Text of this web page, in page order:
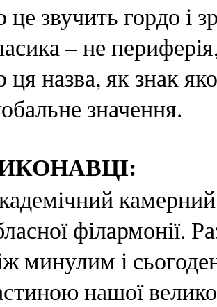
це звучить гордо і
– не
ця назва, як знак
значення.
камерний
філармонії.
минулим і
нашої